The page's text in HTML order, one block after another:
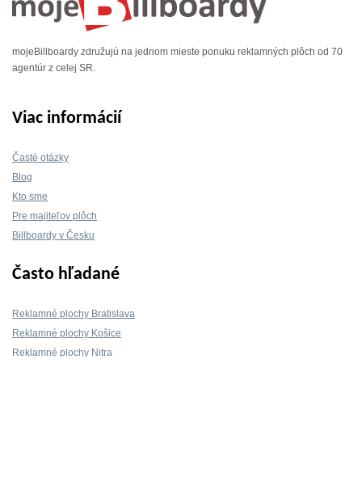
mojeBillboardy združujú na jednom mieste ponuku reklamných plôch od 70
agentúr z celej SR.
Viac informácií
Časté otázky
Blog
Kto sme
Pre majiteľov plôch
Billboardy v Česku
Často hľadané
Reklamné plochy Bratislava
Reklamné plochy Košice
Reklamné plochy Nitra